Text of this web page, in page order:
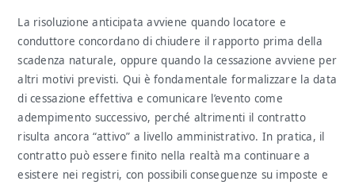
La risoluzione anticipata avviene quando locatore e
conduttore concordano di chiudere il rapporto prima della
scadenza naturale, oppure quando la cessazione avviene per
altri motivi previsti. Qui è fondamentale formalizzare la data
di cessazione effettiva e comunicare l’evento come
adempimento successivo, perché altrimenti il contratto
risulta ancora “attivo” a livello amministrativo. In pratica, il
contratto può essere finito nella realtà ma continuare a
esistere nei registri, con possibili conseguenze su imposte e